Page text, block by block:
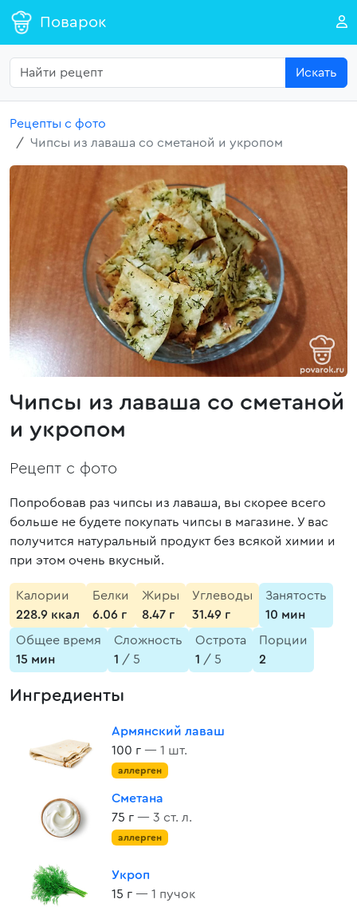
Поварок
Искать
Рецепты с фото
Чипсы из лаваша со сметаной и укропом
Чипсы из лаваша со сметаной
и укропом
Рецепт с фото
Попробовав раз чипсы из лаваша, вы скорее всего
больше не будете покупать чипсы в магазине. У вас
получится натуральный продукт без всякой химии и
при этом очень вкусный.
Калории
228.9 ккал
Белки
6.06 г
Жиры
8.47 г
Углеводы
31.49 г
Занятость
10 мин
Общее время
15 мин
Сложность
1 / 5
Острота
1 / 5
Порции
2
Ингредиенты
Армянский лаваш
100 г — 1 шт.
аллерген
Сметана
75 г — 3 ст. л.
аллерген
Укроп
15 г — 1 пучок